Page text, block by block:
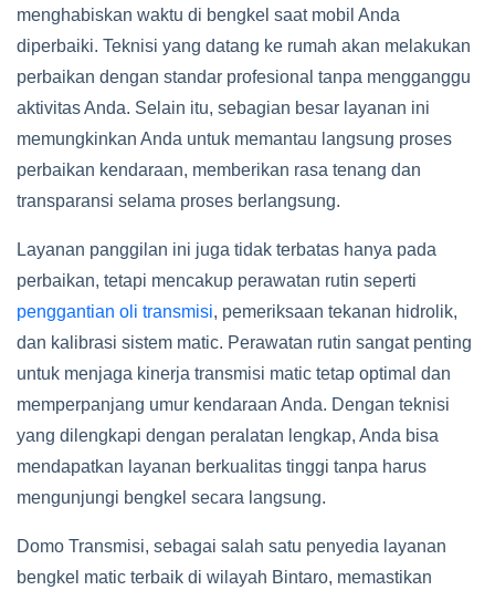
menghabiskan waktu di bengkel saat mobil Anda
diperbaiki. Teknisi yang datang ke rumah akan melakukan
perbaikan dengan standar profesional tanpa mengganggu
aktivitas Anda. Selain itu, sebagian besar layanan ini
memungkinkan Anda untuk memantau langsung proses
perbaikan kendaraan, memberikan rasa tenang dan
transparansi selama proses berlangsung.
Layanan panggilan ini juga tidak terbatas hanya pada
perbaikan, tetapi mencakup perawatan rutin seperti
penggantian oli transmisi, pemeriksaan tekanan hidrolik,
dan kalibrasi sistem matic. Perawatan rutin sangat penting
untuk menjaga kinerja transmisi matic tetap optimal dan
memperpanjang umur kendaraan Anda. Dengan teknisi
yang dilengkapi dengan peralatan lengkap, Anda bisa
mendapatkan layanan berkualitas tinggi tanpa harus
mengunjungi bengkel secara langsung.
Domo Transmisi, sebagai salah satu penyedia layanan
bengkel matic terbaik di wilayah Bintaro, memastikan